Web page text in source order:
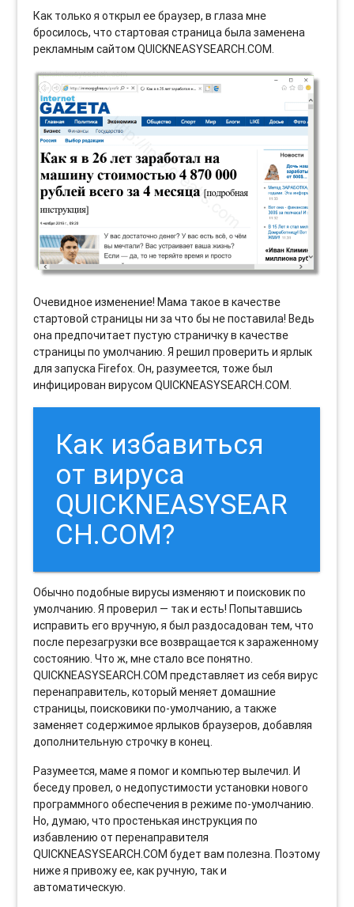
Как только я открыл ее браузер, в глаза мне
бросилось, что стартовая страница была заменена
рекламным сайтом QUICKNEASYSEARCH.COM.
Очевидное изменение! Мама такое в качестве
стартовой страницы ни за что бы не поставила! Ведь
она предпочитает пустую страничку в качестве
страницы по умолчанию. Я решил проверить и ярлык
для запуска Firefox. Он, разумеется, тоже был
инфицирован вирусом QUICKNEASYSEARCH.COM.
Как избавиться
от вируса
QUICKNEASYSEAR
CH.COM?
Обычно подобные вирусы изменяют и поисковик по
умолчанию. Я проверил — так и есть! Попытавшись
исправить его вручную, я был раздосадован тем, что
после перезагрузки все возвращается к зараженному
состоянию. Что ж, мне стало все понятно.
QUICKNEASYSEARCH.COM представляет из себя вирус
перенаправитель, который меняет домашние
страницы, поисковики по-умолчанию, а также
заменяет содержимое ярлыков браузеров, добавляя
дополнительную строчку в конец.
Разумеется, маме я помог и компьютер вылечил. И
беседу провел, о недопустимости установки нового
программного обеспечения в режиме по-умолчанию.
Но, думаю, что простенькая инструкция по
избавлению от перенаправителя
QUICKNEASYSEARCH.COM будет вам полезна. Поэтому
ниже я привожу ее, как ручную, так и
автоматическую.